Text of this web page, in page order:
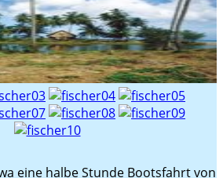
eine halbe Stunde Bootsfahrt von